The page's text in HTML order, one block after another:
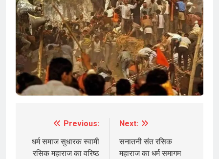
navigation
Previous:
धर्म समाज सुधारक स्वामी
रसिक महाराज का वरिष्ठ
Next:
सनातनी संत रसिक
महाराज का धर्म समागम